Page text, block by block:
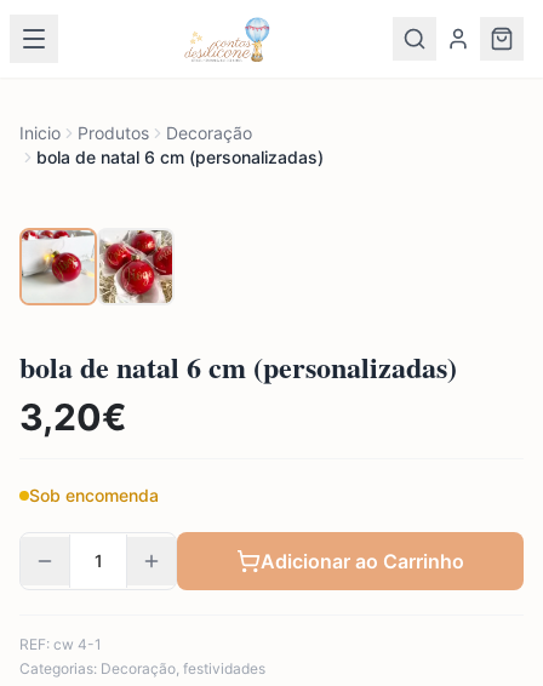
Inicio Produtos
Decoração
bola de natal 6 cm (personalizadas)
bola de natal 6 cm (personalizadas)
3,20€
Sob encomenda
Adicionar ao Carrinho
REF: cw 4-1
Categorias: Decoração, festividades